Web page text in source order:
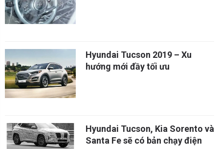
Hyundai Tucson 2019 – Xu
hướng mới đầy tối ưu
Hyundai Tucson, Kia Sorento và
Santa Fe sẽ có bản chạy điện